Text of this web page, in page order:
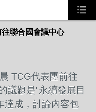
聯合國會議中心
TCG代表團前往
議題是"永續發展目
達成，討論內容包